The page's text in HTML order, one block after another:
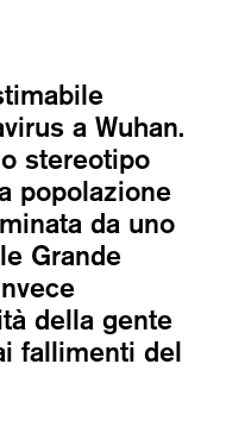
a Wuhan.
stereotipo
popolazione
da uno
Grande
della gente
fallimenti del